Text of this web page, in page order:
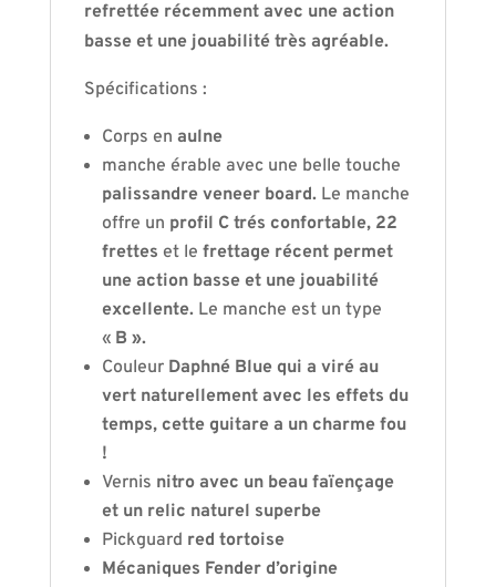
refrettée récemment avec une action
basse et une jouabilité très agréable.
Spécifications :
Corps en aulne
manche érable avec une belle touche
palissandre veneer board. Le manche
offre un profil C trés confortable, 22
frettes et le frettage récent permet
une action basse et une jouabilité
excellente. Le manche est un type
« B ».
CouleurDaphné Blue qui a viré au
vert naturellement avec les effets du
temps, cette guitare a un charme fou
!
Vernis nitro avec un beau faïençage
et un relic naturel superbe
Pickguard red tortoise
Mécaniques Fender d’origine